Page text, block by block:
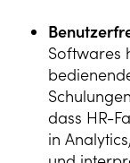
Softwares
dass HR-
in